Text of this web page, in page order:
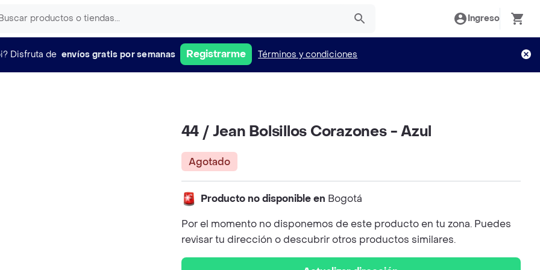
Ingreso
Disfruta de envíos gratis por semanas Registrarme Términos y condiciones
44 / Jean Bolsillos Corazones - Azul
Agotado
Producto no disponible en Bogotá
Por el momento no disponemos de este producto en tu zona. Puedes
revisar tu dirección o descubrir otros productos similares.